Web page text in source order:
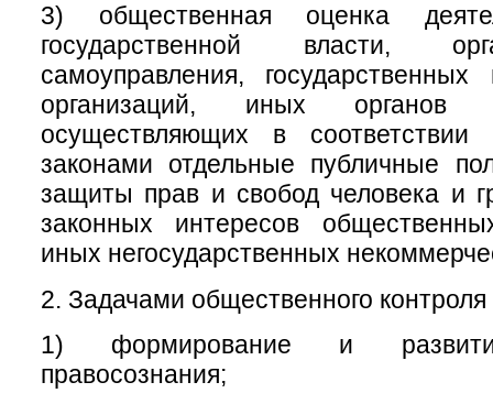
3) общественная оценка
государственной власти,
самоуправления,
организаций, иных органов
осуществляющих в
законами отдельные публичные
защиты прав и свобод человека и
законных интересов
иных негосударственных
2. Задачами общественного контроля
1) формирование и
правосознания;